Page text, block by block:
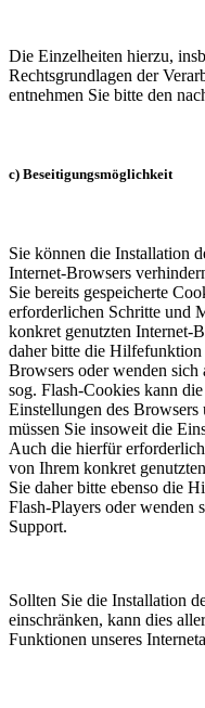
Die Einzelheiten hierzu,
Rechtsgrundlagen der
entnehmen Sie bitte den
c) Beseitigungsmöglichkeit
Sie können die Installation
Internet-Browsers
Sie bereits gespeicherte
erforderlichen Schritte und
konkret genutzten Internet-
daher bitte die
Browsers oder wenden sich
sog. Flash-Cookies kann
Einstellungen des Browsers
müssen Sie insoweit die
Auch die hierfür
von Ihrem konkret
Sie daher bitte ebenso die
Flash-Players oder wenden
Support.
Sollten Sie die Installation
einschränken, kann dies
Funktionen unseres